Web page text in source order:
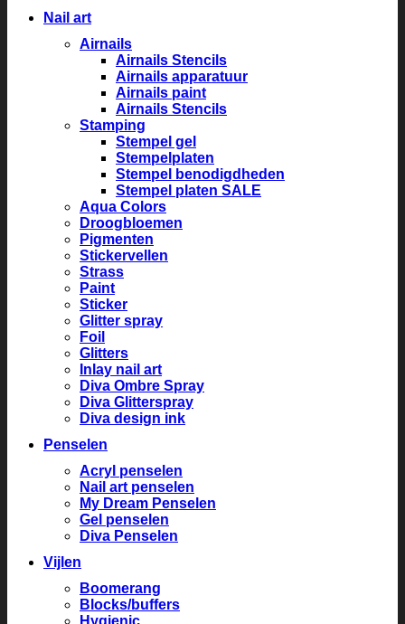
Nail art
Airnails
Airnails Stencils
Airnails apparatuur
Airnails paint
Airnails Stencils
Stamping
Stempel gel
Stempelplaten
Stempel benodigdheden
Stempel platen SALE
Aqua Colors
Droogbloemen
Pigmenten
Stickervellen
Strass
Paint
Sticker
Glitter spray
Foil
Glitters
Inlay nail art
Diva Ombre Spray
Diva Glitterspray
Diva design ink
Penselen
Acryl penselen
Nail art penselen
My Dream Penselen
Gel penselen
Diva Penselen
Vijlen
Boomerang
Blocks/buffers
Hygienic